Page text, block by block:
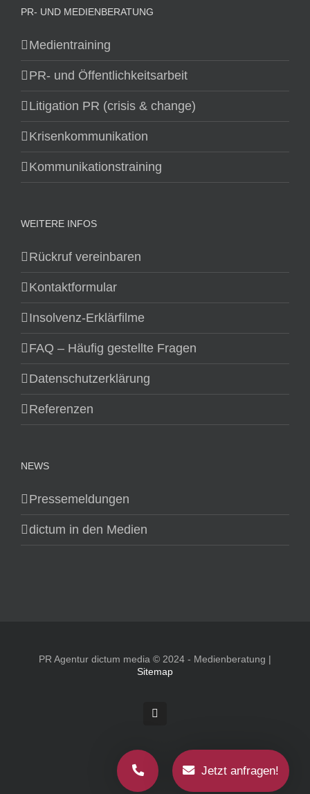
PR- UND MEDIENBERATUNG
Medientraining
PR- und Öffentlichkeitsarbeit
Litigation PR (crisis & change)
Krisenkommunikation
Kommunikationstraining
WEITERE INFOS
Rückruf vereinbaren
Kontaktformular
Insolvenz-Erklärfilme
FAQ – Häufig gestellte Fragen
Datenschutzerklärung
Referenzen
NEWS
Pressemeldungen
dictum in den Medien
PR Agentur dictum media © 2024 - Medienberatung |
Sitemap
Rss
Jetzt anfragen!